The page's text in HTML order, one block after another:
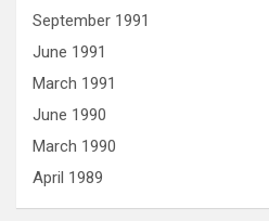
September 1991
June 1991
March 1991
June 1990
March 1990
April 1989